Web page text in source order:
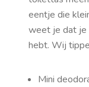
eentje die
weet je dat je
hebt. Wij
Mini